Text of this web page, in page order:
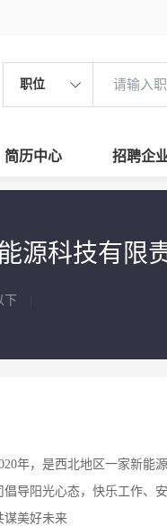
职位
简历中心 招聘企
源科技有限
下
年，是西北地区一家新能
导阳光心态，快乐工作、
谋美好未来